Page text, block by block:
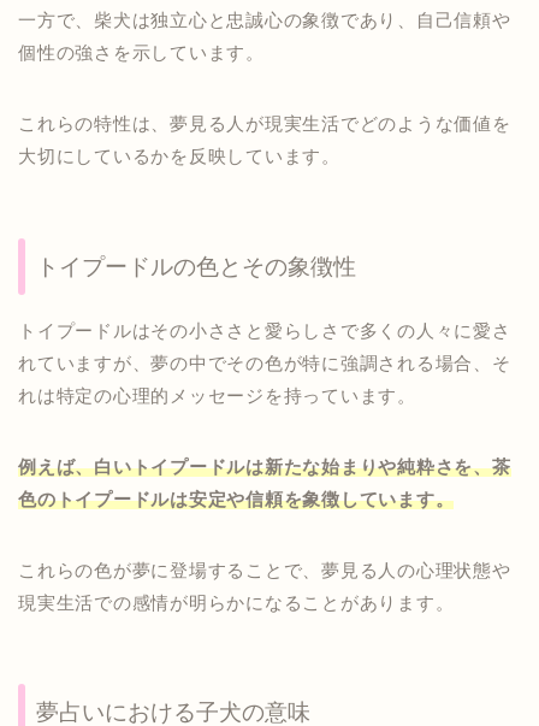
一方で、柴犬は独立心と忠誠心の象徴であり、自己信頼や
個性の強さを示しています。
これらの特性は、夢見る人が現実生活でどのような価値を
大切にしているかを反映しています。
トイプードルの色とその象徴性
トイプードルはその小ささと愛らしさで多くの人々に愛さ
れていますが、夢の中でその色が特に強調される場合、そ
れは特定の心理的メッセージを持っています。
例えば、白いトイプードルは新たな始まりや純粋さを、茶
色のトイプードルは安定や信頼を象徴しています。
これらの色が夢に登場することで、夢見る人の心理状態や
現実生活での感情が明らかになることがあります。
夢占いにおける子犬の意味